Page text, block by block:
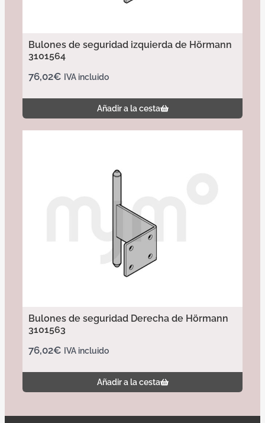
Bulones de seguridad izquierda de Hörmann
3101564
76,02€ IVA incluido
Añadir a la cesta
Bulones de seguridad Derecha de Hörmann
3101563
76,02€ IVA incluido
Añadir a la cesta